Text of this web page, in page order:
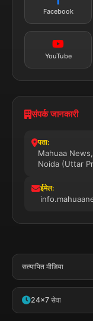
तत्काल अपडेट
Facebook
YouTube
संपर्क जानकारी
पता:
Mahuaa
Noida (Uttar
ईमेल:
सत्यापित मीडिया
24x7 सेवा